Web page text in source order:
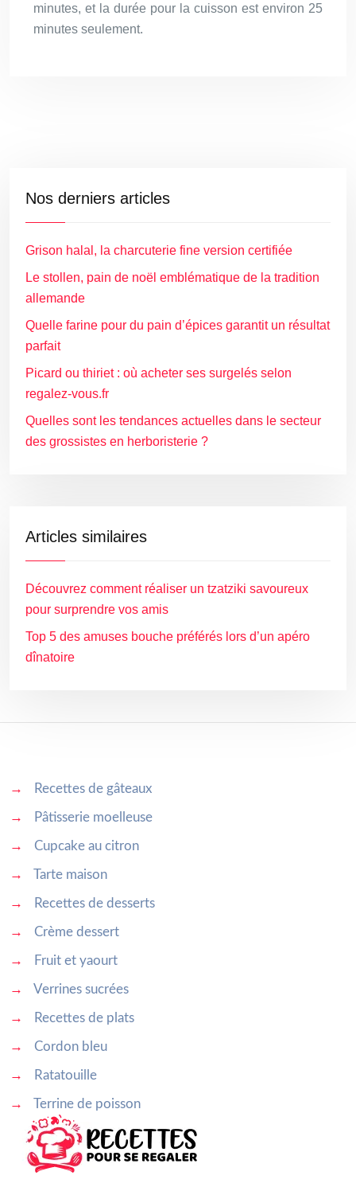
minutes, et la durée pour la cuisson est environ 25
minutes seulement.
Nos derniers articles
Grison halal, la charcuterie fine version certifiée
Le stollen, pain de noël emblématique de la tradition
allemande
Quelle farine pour du pain d’épices garantit un résultat
parfait
Picard ou thiriet : où acheter ses surgelés selon
regalez-vous.fr
Quelles sont les tendances actuelles dans le secteur
des grossistes en herboristerie ?
Articles similaires
Découvrez comment réaliser un tzatziki savoureux
pour surprendre vos amis
Top 5 des amuses bouche préférés lors d’un apéro
dînatoire
→ Recettes de gâteaux
→ Pâtisserie moelleuse
→ Cupcake au citron
→ Tarte maison
→ Recettes de desserts
→ Crème dessert
→ Fruit et yaourt
→ Verrines sucrées
→ Recettes de plats
→ Cordon bleu
→ Ratatouille
→ Terrine de poisson